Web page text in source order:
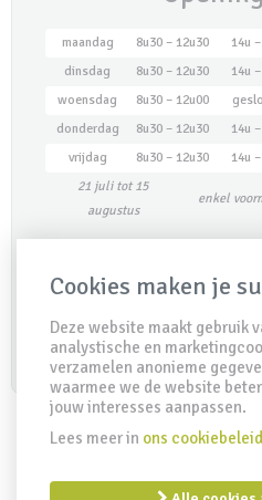
maandag 8u30 – 12u30
14u
dinsdag
8u30 – 12u30
14u
woensdag
8u30 – 12u00
donderdag
8u30 – 12u30
14u
vrijdag
8u30 – 12u30
14u
21 juli tot 15
augustus
enkel
Maak een
IDD Richtlijn Disclaimer
Cookies maken je
Deze website maakt gebruik
analystische en
verzamelen anonieme
waarmee we de website
jouw interesses aanpassen.
Lees meer in ons